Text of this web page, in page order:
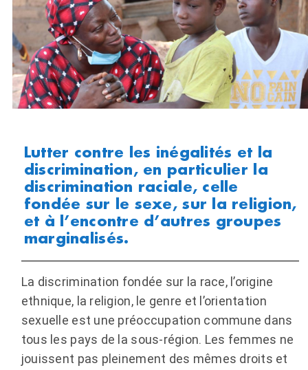
Lutter contre les inégalités et la
discrimination, en particulier la
discrimination raciale, celle
fondée sur le sexe, sur la religion,
et à l’encontre d’autres groupes
marginalisés.
La discrimination fondée sur la race, l’origine
ethnique, la religion, le genre et l’orientation
sexuelle est une préoccupation commune dans
tous les pays de la sous-région. Les femmes ne
jouissent pas pleinement des mêmes droits et